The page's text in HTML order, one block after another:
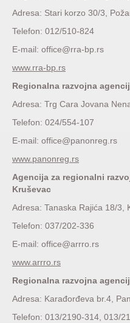
Adresa: Stari korzo 30/3,
Telefon: 012/510-824
E-mail: office@rra-bp.rs
www.rra-bp.rs
Regionalna razvojna
Adresa: Trg Cara Jovana
Telefon: 024/554-107
E-mail: office@panonreg.rs
www.panonreg.rs
Agencija za regionalni
Kruševac
Adresa: Tanaska Rajića 18/3,
Telefon: 037/202-336
E-mail: office@arrro.rs
www.arrro.rs
Regionalna razvojna
Adresa: Karađorđeva br.4,
Telefon: 013/2190-314, 013/